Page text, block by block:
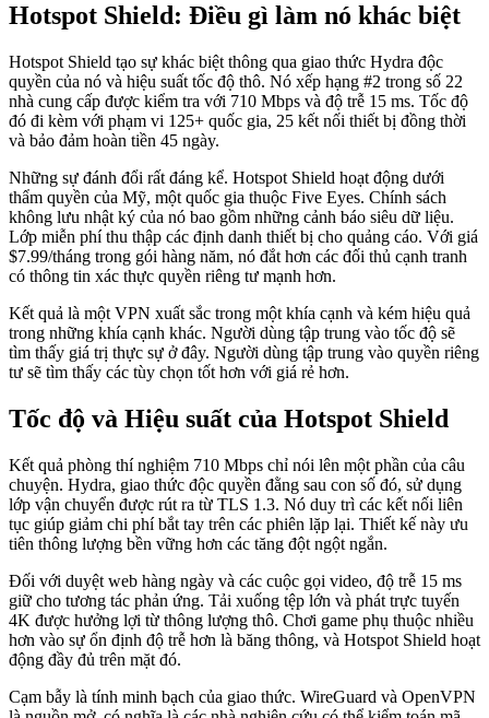
Hotspot Shield: Điều gì làm nó khác biệt
Hotspot Shield tạo sự khác biệt thông qua giao thức Hydra độc
quyền của nó và hiệu suất tốc độ thô. Nó xếp hạng #2 trong số 22
nhà cung cấp được kiểm tra với 710 Mbps và độ trễ 15 ms. Tốc độ
đó đi kèm với phạm vi 125+ quốc gia, 25 kết nối thiết bị đồng thời
và bảo đảm hoàn tiền 45 ngày.
Những sự đánh đổi rất đáng kể. Hotspot Shield hoạt động dưới
thẩm quyền của Mỹ, một quốc gia thuộc Five Eyes. Chính sách
không lưu nhật ký của nó bao gồm những cảnh báo siêu dữ liệu.
Lớp miễn phí thu thập các định danh thiết bị cho quảng cáo. Với giá
$7.99/tháng trong gói hàng năm, nó đắt hơn các đối thủ cạnh tranh
có thông tin xác thực quyền riêng tư mạnh hơn.
Kết quả là một VPN xuất sắc trong một khía cạnh và kém hiệu quả
trong những khía cạnh khác. Người dùng tập trung vào tốc độ sẽ
tìm thấy giá trị thực sự ở đây. Người dùng tập trung vào quyền riêng
tư sẽ tìm thấy các tùy chọn tốt hơn với giá rẻ hơn.
Tốc độ và Hiệu suất của Hotspot Shield
Kết quả phòng thí nghiệm 710 Mbps chỉ nói lên một phần của câu
chuyện. Hydra, giao thức độc quyền đằng sau con số đó, sử dụng
lớp vận chuyển được rút ra từ TLS 1.3. Nó duy trì các kết nối liên
tục giúp giảm chi phí bắt tay trên các phiên lặp lại. Thiết kế này ưu
tiên thông lượng bền vững hơn các tăng đột ngột ngắn.
Đối với duyệt web hàng ngày và các cuộc gọi video, độ trễ 15 ms
giữ cho tương tác phản ứng. Tải xuống tệp lớn và phát trực tuyến
4K được hưởng lợi từ thông lượng thô. Chơi game phụ thuộc nhiều
hơn vào sự ổn định độ trễ hơn là băng thông, và Hotspot Shield hoạt
động đầy đủ trên mặt đó.
Cạm bẫy là tính minh bạch của giao thức. WireGuard và OpenVPN